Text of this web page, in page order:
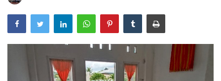
Giat Ops
Polisi Kita
Mitra Polisi
Jurnal Kamtibmas